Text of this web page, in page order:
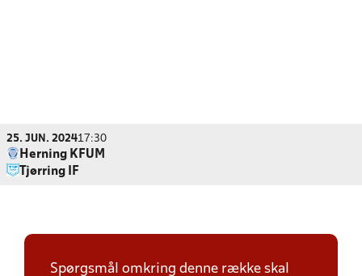
25. JUN. 202417:30
Herning KFUM
Tjørring IF
Spørgsmål omkring denne række skal